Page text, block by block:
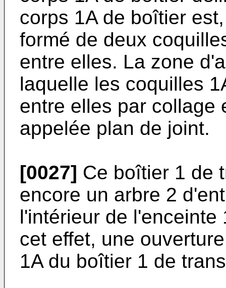
corps 1A de boîtier
formé de deux
entre elles. La zone
laquelle les coquilles
entre elles par collage
appelée plan de joint.
[0027] Ce boîtier 1 de
encore un arbre 2
l'intérieur de l'enceinte
cet effet, une
1A du boîtier 1 de